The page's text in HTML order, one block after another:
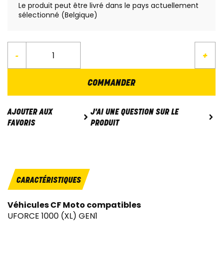
Le produit peut être livré dans le pays actuellement
sélectionné (Belgique)
- +
COMMANDER
AJOUTER AUX
FAVORIS
J'AI UNE QUESTION SUR LE
PRODUIT
CARACTÉRISTIQUES
Véhicules CF Moto compatibles
UFORCE 1000 (XL) GEN1